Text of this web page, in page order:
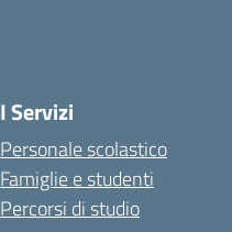
I Servizi
Personale scolastico
Famiglie e studenti
Percorsi di studio